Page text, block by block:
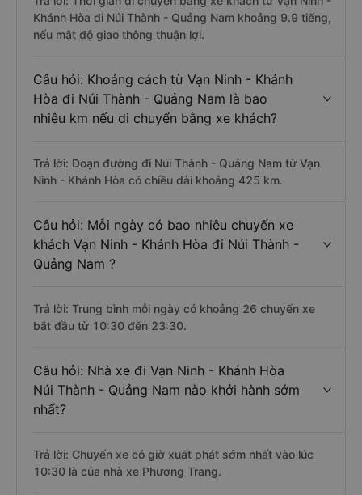
Khánh Hòa đi Núi Thành - Quảng Nam khoảng 9.9 tiếng,
nếu mật độ giao thông thuận lợi.
Câu hỏi: Khoảng cách từ Vạn Ninh - Khánh
Hòa đi Núi Thành - Quảng Nam là bao
nhiêu km nếu di chuyển bằng xe khách?
Trả lời: Đoạn đường đi Núi Thành - Quảng Nam từ Vạn
Ninh - Khánh Hòa có chiều dài khoảng 425 km.
Câu hỏi: Mỗi ngày có bao nhiêu chuyến xe
khách Vạn Ninh - Khánh Hòa đi Núi Thành -
Quảng Nam ?
Trả lời: Trung bình mỗi ngày có khoảng 26 chuyến xe
bắt đầu từ 10:30 đến 23:30.
Câu hỏi: Nhà xe đi Vạn Ninh - Khánh Hòa
Núi Thành - Quảng Nam nào khởi hành sớm
nhất?
Trả lời: Chuyến xe có giờ xuất phát sớm nhất vào lúc
10:30 là của nhà xe Phương Trang.